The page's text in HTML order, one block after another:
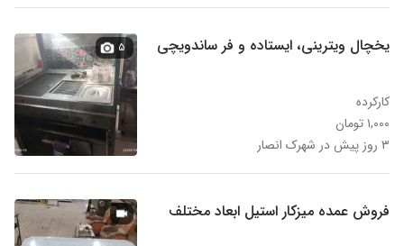
یخچال ویترینی، ایستاده و فر ساندویچی
کارکرده
۱,۰۰۰ تومان
۳ روز پیش در شهرک انصار
۵
فروش عمده میزکار استیل ابعاد مختلف